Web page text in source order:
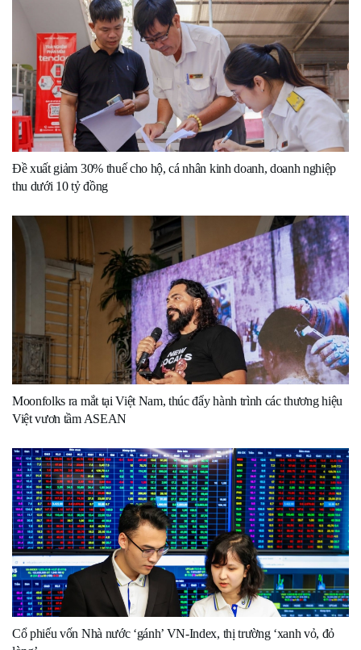
Đề xuất giảm 30% thuế cho hộ, cá nhân kinh doanh, doanh nghiệp
thu dưới 10 tỷ đồng
Moonfolks ra mắt tại Việt Nam, thúc đẩy hành trình các thương hiệu
Việt vươn tầm ASEAN
Cổ phiếu vốn Nhà nước ‘gánh’ VN-Index, thị trường ‘xanh vỏ, đỏ